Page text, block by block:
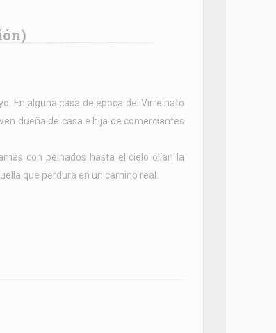
En alguna casa de época del Virreinato
dueña de casa e hija de comerciantes
con peinados hasta el cielo olían la
que perdura en un camino real.